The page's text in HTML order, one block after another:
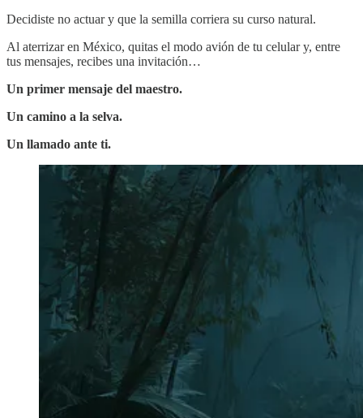
Decidiste no actuar y que la semilla corriera su curso natural.
Al aterrizar en México, quitas el modo avión de tu celular y, entre
tus mensajes, recibes una invitación…
Un primer mensaje del maestro.
Un camino a la selva.
Un llamado ante ti.